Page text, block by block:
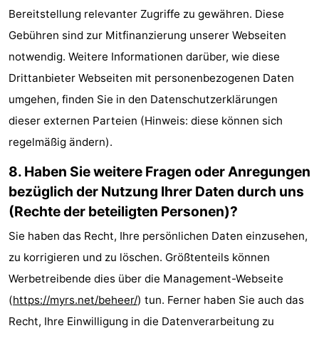
Bereitstellung relevanter Zugriffe zu gewähren. Diese
Gebühren sind zur Mitfinanzierung unserer Webseiten
notwendig. Weitere Informationen darüber, wie diese
Drittanbieter Webseiten mit personenbezogenen Daten
umgehen, finden Sie in den Datenschutzerklärungen
dieser externen Parteien (Hinweis: diese können sich
regelmäßig ändern).
8. Haben Sie weitere Fragen oder Anregungen
bezüglich der Nutzung Ihrer Daten durch uns
(Rechte der beteiligten Personen)?
Sie haben das Recht, Ihre persönlichen Daten einzusehen,
zu korrigieren und zu löschen. Größtenteils können
Werbetreibende dies über die Management-Webseite
(https://myrs.net/beheer/) tun. Ferner haben Sie auch das
Recht, Ihre Einwilligung in die Datenverarbeitung zu